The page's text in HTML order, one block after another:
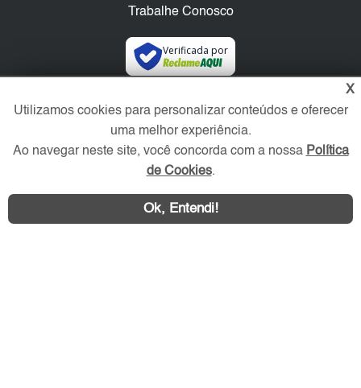
Trabalhe Conosco
Verificada por
Redes Sociais
X
Utilizamos cookies para personalizar conteúdos e oferecer
uma melhor experiência.
Ao navegar neste site, você concorda com a nossa Política
de Cookies.
Ok, Entendi!